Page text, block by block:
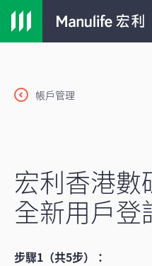
帳戶管理
宏利香港數
全新用戶登
步驟1（共5步）：